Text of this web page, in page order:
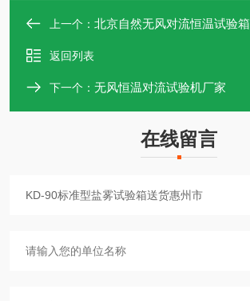
上一个： 北京自然无风对流恒温试验箱
返回列表
下一个： 无风恒温对流试验机厂家
在线留言